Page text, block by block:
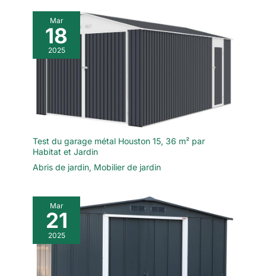
Mar
18
2025
Test du garage métal Houston 15, 36 m² par
Habitat et Jardin
Abris de jardin, Mobilier de jardin
Mar
21
2025